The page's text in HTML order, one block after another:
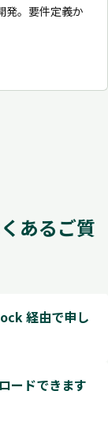
発。要件定義か
あるご質
経由で申し
ードできます